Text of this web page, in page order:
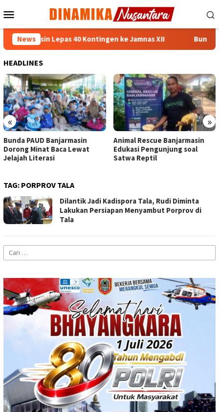
ke
Mobile
NewsLepas 40 Kontingen ke Jamnas XII Bunda
HEADLINES
« »
Bunda PAUD Banjarmasin
Dorong Minat Baca Lewat
Jelajah Literasi
Animal Rescue Banjarmasin
Edukasi Pengunjung soal
Satwa Reptil
TAG: PORPROV TALA
Dilantik Jadi Kadispora Tala, Rudi Diminta
Lakukan Persiapan Menyambut Porprov di
Tala
Cari
untuk: